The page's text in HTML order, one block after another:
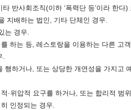
반사회조직(이하 ‘폭력단 등’이라 한다
지배하는 법인, 기타 단체인 경우.
는 경우.
하는 등, 레스토랑을 이용하는 다른 고
하거나, 또는 상당한 개연성을 가지고
·위압적 요구를 하거나, 또는 합리적 범
인정되는 경우.